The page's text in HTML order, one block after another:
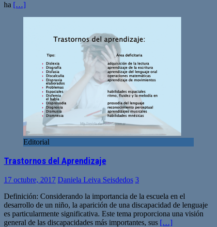
ha […]
Editorial
Trastornos del Aprendizaje
17 octubre, 2017 Daniela Leiva Seisdedos 3
Definición: Considerando la importancia de la escuela en el
desarrollo de un niño, la aparición de una discapacidad de lenguaje
es particularmente significativa. Este tema proporciona una visión
general de las discapacidades más importantes, sus […]